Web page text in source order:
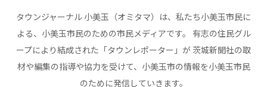
タウンジャーナル 小美玉（オミタマ）は、私たち小美玉市民に
よる、小美玉市民のための市民メディアです。 有志の住民グル
ープにより結成された「タウンレポーター」が 茨城新聞社の取
材や編集の指導や協力を受けて、小美玉市の情報を小美玉市民
のために発信していきます。